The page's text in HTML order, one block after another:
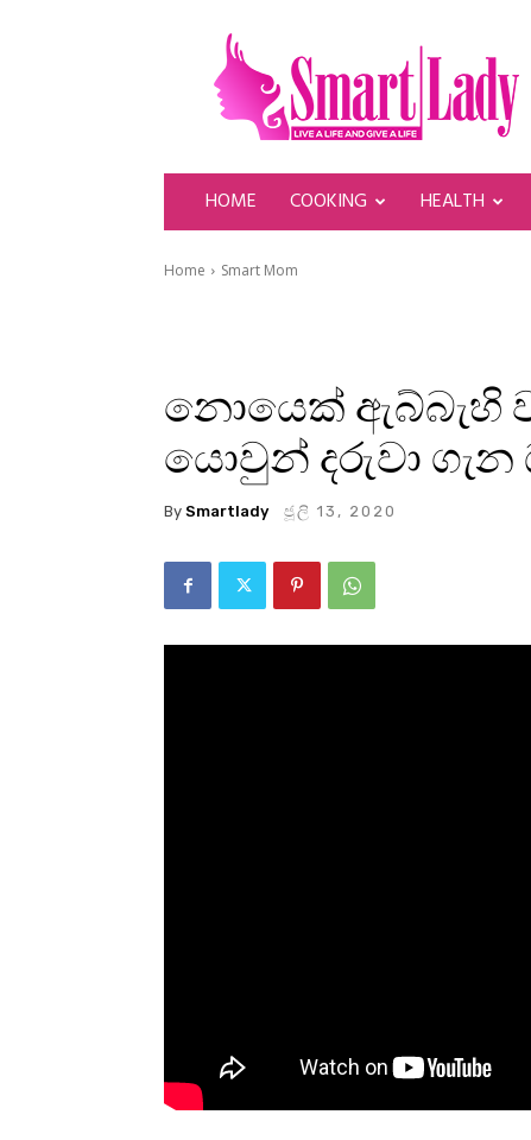
SmartLady
HOME COOKING HEALTH
Home Smart Mom
නොයෙක් ඇබ්බැහි
යොවුන් දරුවා ගැන
By Smartlady ජූලි 13, 2020